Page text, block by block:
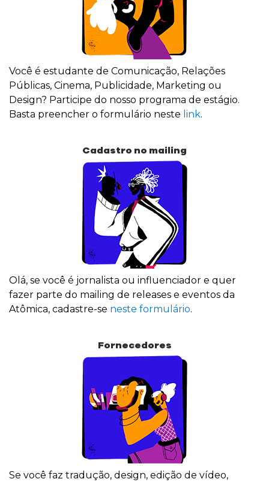
Você é estudante de Comunicação, Relações
Públicas, Cinema, Publicidade, Marketing ou
Design? Participe do nosso programa de estágio.
Basta preencher o formulário neste link.
Cadastro no mailing
Olá, se você é jornalista ou influenciador e quer
fazer parte do mailing de releases e eventos da
Atômica, cadastre-se neste formulário.
Fornecedores
Se você faz tradução, design, edição de vídeo,